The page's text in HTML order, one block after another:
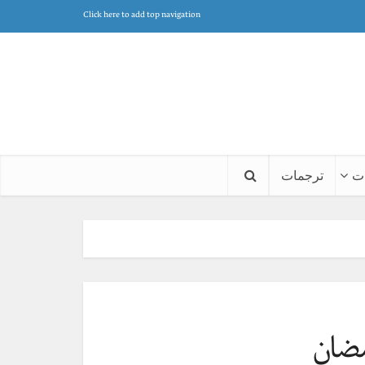
Click here to add top navigation
ترجمات